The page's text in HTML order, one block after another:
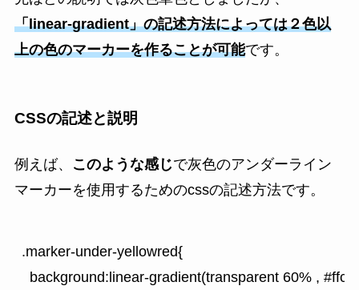
「linear-gradient」の記述方法によっては２色以
上の色のマーカーを作ることが可能です。
CSSの記述と説明
例えば、 このような感じで灰色のアンダーライン
マーカーを使用するためのcssの記述方法です。
.marker-under-yellowred{
background:linear-gradient(transparent 60% ,